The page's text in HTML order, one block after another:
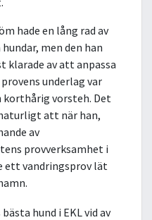
hade en lång rad av
men den han
klarade av att anpassa
underlag var
korthårig vorsteh. Det
att när han,
av
provverksamhet i
ett vandringsprov lät
hund i EKL vid av